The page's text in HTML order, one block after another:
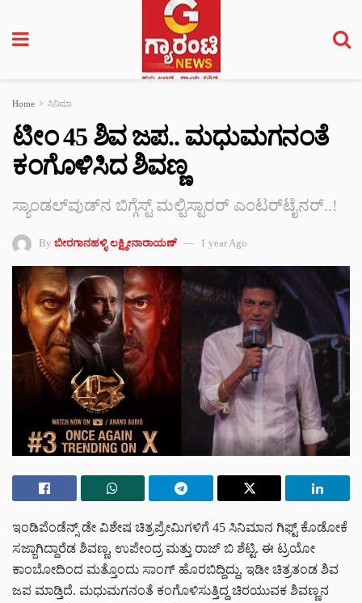
Home ಸಿನಿಮಾ
ಟೀಂ 45 ಶಿವ ಜಪ.. ಮಧುಮಗನಂತೆ
ಕಂಗೊಳಿಸಿದ ಶಿವಣ್ಣ
ಸ್ಯಾಂಡಲ್‌ವುಡ್‌‌ನ ಬಿಗ್ಗೆಸ್ಟ್ ಮಲ್ಟಿಸ್ಟಾರರ್ ಎಂಟರ್‌ಟೈನರ್..!
By ಬೀರಗಾನಹಳ್ಳಿ ಲಕ್ಷ್ಮೀನಾರಾಯಣ್ 1 year Ago
ಇಂಡಿಪೆಂಡೆನ್ಸ್ ಡೇ ವಿಶೇಷ ಚಿತ್ರಪ್ರೇಮಿಗಳಿಗೆ 45 ಸಿನಿಮಾನ ಗಿಫ್ಟ್ ಕೊಡೋಕೆ
ಸಜ್ಜಾಗಿದ್ದಾರೆಡ ಶಿವಣ್ಣ, ಉಪೇಂದ್ರ ಮತ್ತು ರಾಜ್ ಬಿ ಶೆಟ್ಟಿ. ಈ ಟ್ರಯೋ
ಕಾಂಬೋದಿಂದ ಮತ್ತೊಂದು ಸಾಂಗ್ ಹೊರಬಿದ್ದಿದ್ದು, ಇಡೀ ಚಿತ್ರತಂಡ ಶಿವ
ಜಪ ಮಾಡ್ತಿದೆ. ಮಧುಮಗನಂತೆ ಕಂಗೊಳಿಸುತ್ತಿದ್ದ ಚಿರಯುವಕ ಶಿವಣ್ಣನ